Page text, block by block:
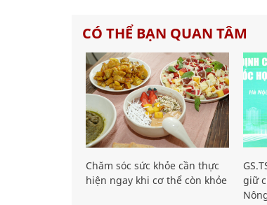
CÓ THỂ BẠN QUAN TÂM
Chăm sóc sức khỏe cần thực
hiện ngay khi cơ thể còn khỏe
giữ